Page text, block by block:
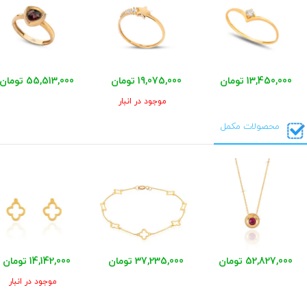
13,450,000 تومان 19,075,000 تومان
موجود در انبار
55,513,000 تومان
محصولات مکمل
52,827,000 تومان 37,235,000 تومان 14,142,000 تومان
موجود در انبار